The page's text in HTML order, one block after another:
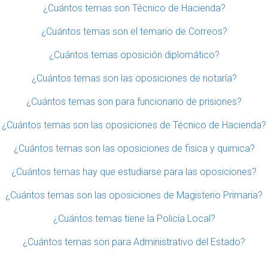
¿Cuántos temas son Técnico de Hacienda?
¿Cuántos temas son el temario de Correos?
¿Cuántos temas oposición diplomático?
¿Cuántos temas son las oposiciones de notaría?
¿Cuántos temas son para funcionario de prisiones?
¿Cuántos temas son las oposiciones de Técnico de Hacienda?
¿Cuántos temas son las oposiciones de fisica y quimica?
¿Cuántos temas hay que estudiarse para las oposiciones?
¿Cuántos temas son las oposiciones de Magisterio Primaria?
¿Cuántos temas tiene la Policía Local?
¿Cuántos temas son para Administrativo del Estado?